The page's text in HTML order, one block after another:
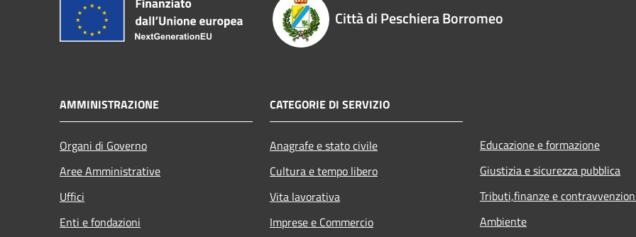
Città di Peschiera Borromeo
AMMINISTRAZIONE
Organi di Governo
Aree Amministrative
Uffici
Enti e fondazioni
CATEGORIE DI SERVIZIO
Anagrafe e stato civile
Cultura e tempo libero
Vita lavorativa
Imprese e Commercio
Educazione e formazione
Giustizia e sicurezza pubblica
Tributi,finanze e
Ambiente